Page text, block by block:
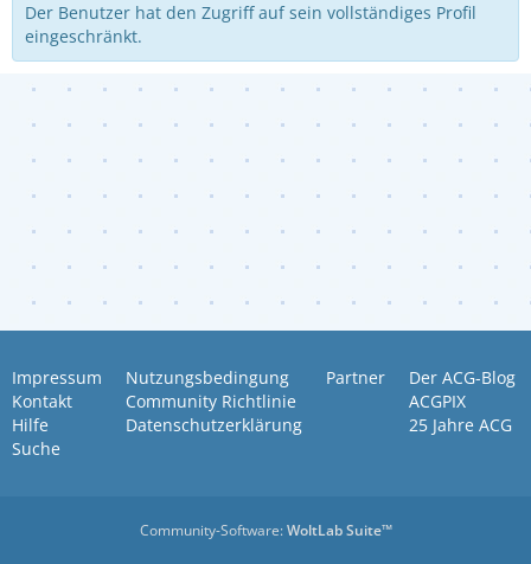
Der Benutzer hat den Zugriff auf sein vollständiges Profil
eingeschränkt.
Impressum
Kontakt
Hilfe
Suche
Nutzungsbedingung
Community Richtlinie
Datenschutzerklärung
Partner
Der ACG-Blog
ACGPIX
25 Jahre ACG
Community-Software:WoltLab Suite™